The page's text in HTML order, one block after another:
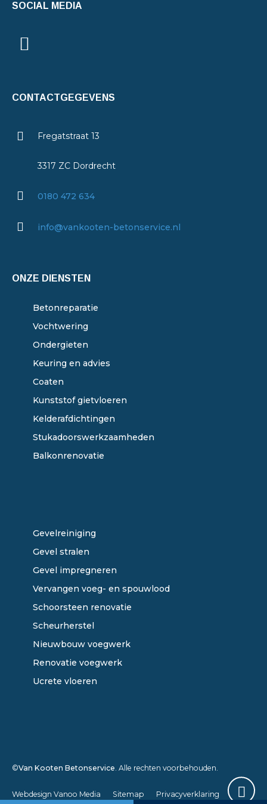
SOCIAL MEDIA
CONTACTGEGEVENS
Fregatstraat 13
3317 ZC Dordrecht
0180 472 634
info@vankooten-betonservice.nl
ONZE DIENSTEN
Betonreparatie
Vochtwering
Ondergieten
Keuring en advies
Coaten
Kunststof gietvloeren
Kelderafdichtingen
Stukadoorswerkzaamheden
Balkonrenovatie
Gevelreiniging
Gevel stralen
Gevel impregneren
Vervangen voeg- en spouwlood
Schoorsteen renovatie
Scheurherstel
Nieuwbouw voegwerk
Renovatie voegwerk
Ucrete vloeren
©Van Kooten Betonservice. Alle rechten voorbehouden.
Webdesign Vanoo Media Sitemap Privacyverklaring